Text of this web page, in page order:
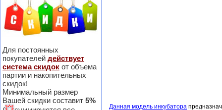
Для постоянных
покупателей действует
система скидок от объема
партии и накопительных
скидок!
Минимальный размер
Вашей скидки составит 5%
Данная модель инкубатора